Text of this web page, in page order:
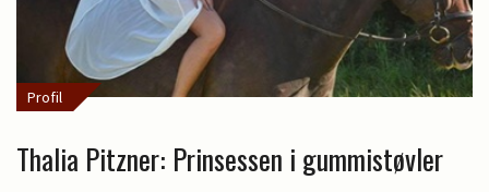
Profil
Thalia Pitzner: Prinsessen i gummistøvler